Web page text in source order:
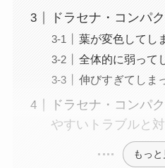
ドラセナ・コンパ
葉が変色してし
全体的に弱って
伸びすぎてしま
ドラセナ・コンパ
やすいトラブルと
もっと